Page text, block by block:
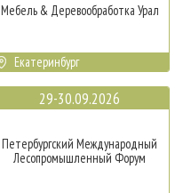
Мебель & Деревообработка Урал
Екатеринбург
29-30.09.2026
Петербургский Международный
Лесопромышленный Форум